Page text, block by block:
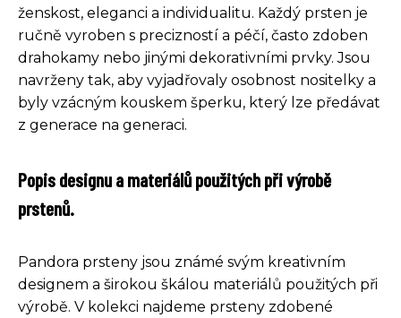
ženskost, eleganci a individualitu. Každý prsten je
ručně vyroben s precizností a péčí, často zdoben
drahokamy nebo jinými dekorativními prvky. Jsou
navrženy tak, aby vyjadřovaly osobnost nositelky a
byly vzácným kouskem šperku, který lze předávat
z generace na generaci.
Popis designu a materiálů použitých při výrobě
prstenů.
Pandora prsteny jsou známé svým kreativním
designem a širokou škálou materiálů použitých při
výrobě. V kolekci najdeme prsteny zdobené